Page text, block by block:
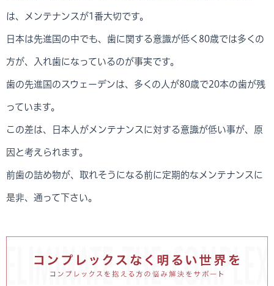
は、メンテナンスが1番大切です。
日本は先進国の中でも、歯に関する意識が低く80歳では多くの
方が、入れ歯になっているのが事実です。
歯の先進国のスウェーデンは、多くの人が80歳で20本の歯が残
っています。
この差は、日本人がメンテナンスに対する意識が低い事が、原
因と考えられます。
前歯の詰め物が、取れそうになる前に定期的なメンテナンスに
是非、通って下さい。